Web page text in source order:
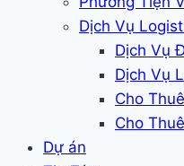
Dịch Vụ
Dịch Vụ
Dịch Vụ
Cho
Cho
Dự án